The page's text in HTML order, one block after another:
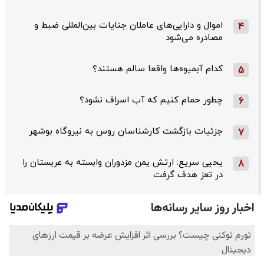
4
اموال و دارایی‌های عاملان جنایات بین‌المللی ضبط و
مصادره می‌شود
5 کدام آبمیوه‌ها واقعا سالم هستند؟
6 چطور حمام کنیم که آب اسراف نشود؟
7 جزئیات بازگشت کارشناسان روس به نیروگاه بوشهر
8
یحیی سریع: ارتش یمن مزدوران وابسته به عربستان را
در تعز هدف گرفت